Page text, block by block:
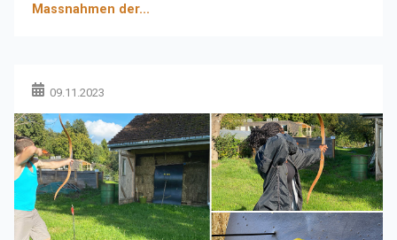
Massnahmen der...
09.11.2023